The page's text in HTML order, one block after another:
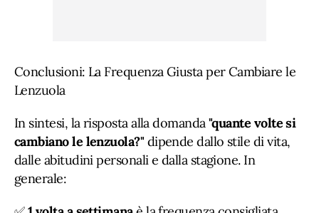
Conclusioni: La Frequenza Giusta per Cambiare le
Lenzuola
In sintesi, la risposta alla domanda"quante volte si
cambiano le lenzuola?" dipende dallo stile di vita,
dalle abitudini personali e dalla stagione. In
generale: